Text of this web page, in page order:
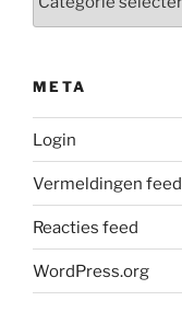
META
Login
Vermeldingen feed
Reacties feed
WordPress.org